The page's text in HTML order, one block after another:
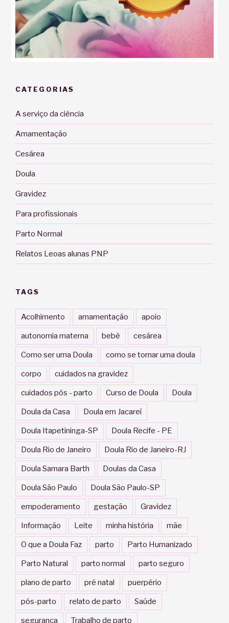
CATEGORIAS
A serviço da ciência
Amamentação
Cesárea
Doula
Gravidez
Para profissionais
Parto Normal
Relatos Leoas alunas PNP
TAGS
Acolhimento amamentação apoio
autonomia materna bebê cesárea
Como ser uma Doula como se tornar uma doula
corpo cuidados na gravidez
cuidados pós - parto Curso de Doula Doula
Doula da Casa Doula em Jacareí
Doula Itapetininga-SP Doula Recife - PE
Doula Rio de Janeiro Doula Rio de Janeiro-RJ
Doula Samara Barth Doulas da Casa
Doula São Paulo Doula São Paulo-SP
empoderamento gestação Gravidez
Informação Leite minha história mãe
O que a Doula Faz parto Parto Humanizado
Parto Natural parto normal parto seguro
plano de parto pré natal puerpério
pós-parto relato de parto Saúde
segurança Trabalho de parto